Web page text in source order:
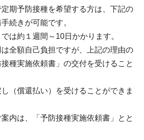
期予防接種を希望する方は、下記の
続きが可能です。
は約１週間～10日かかります。
は全額自己負担ですが、上記の理由の
種実施依頼書」の交付を受けること
（償還払い）を受けることができま
内は、「予防接種実施依頼書」とと